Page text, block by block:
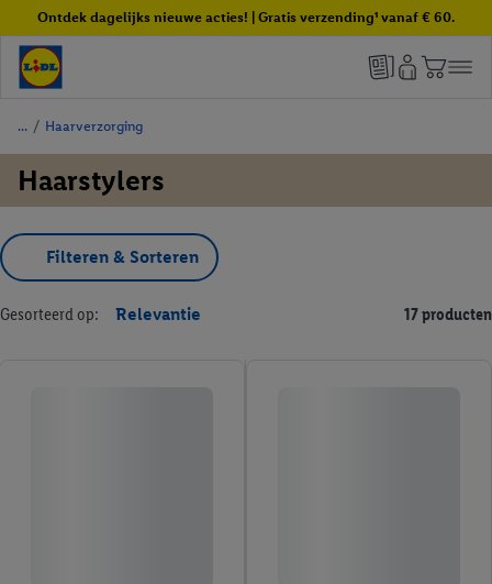
Ontdek dagelijks nieuwe acties! | Gratis verzending¹ vanaf € 60.
/ Haarverzorging
Haarstylers
Filteren & Sorteren
Gesorteerd op: Relevantie 17 producten